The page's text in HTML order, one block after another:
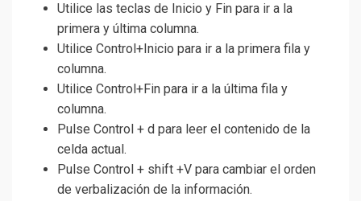
Utilice las teclas de Inicio y Fin para ir a la
primera y última columna.
Utilice Control+Inicio para ir a la primera fila y
columna.
Utilice Control+Fin para ir a la última fila y
columna.
Pulse Control + d para leer el contenido de la
celda actual.
Pulse Control + shift +V para cambiar el orden
de verbalización de la información.